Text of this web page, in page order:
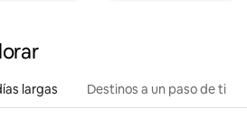
largas Destinos a un paso de ti